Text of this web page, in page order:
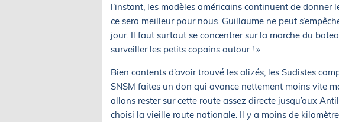
l’instant, les modèles américains continuent de donner
ce sera meilleur pour nous. Guillaume ne peut
jour. Il faut surtout se concentrer sur la marche du
surveiller les petits copains autour ! »
Bien contents d’avoir trouvé les alizés, les Sudistes
SNSM faites un don qui avance nettement moins vite
allons rester sur cette route assez directe jusqu’aux
choisi la vieille route nationale. Il y a moins de